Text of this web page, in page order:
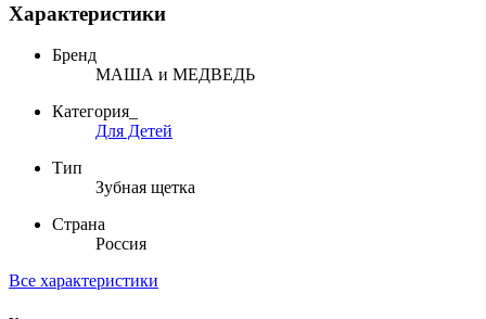
Характеристики
Бренд
МАША и МЕДВЕДЬ
Категория_
Для Детей
Тип
Зубная щетка
Страна
Россия
Все характеристики